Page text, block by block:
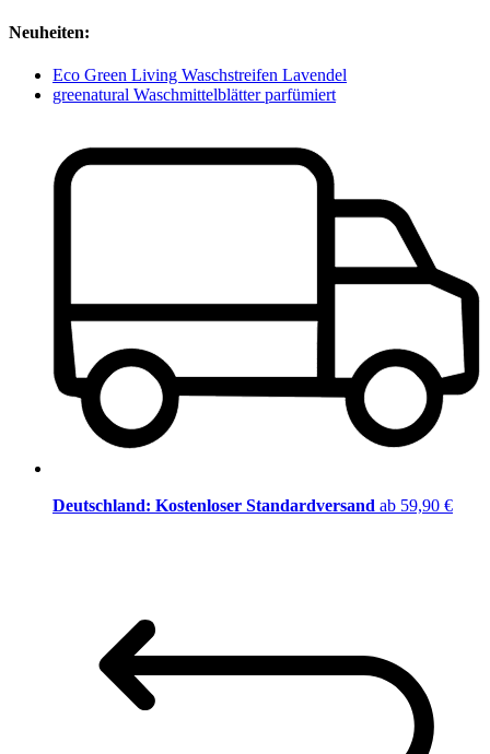
Neuheiten:
Eco Green Living Waschstreifen Lavendel
greenatural Waschmittelblätter parfümiert
Deutschland: Kostenloser Standardversand ab 59,90 €